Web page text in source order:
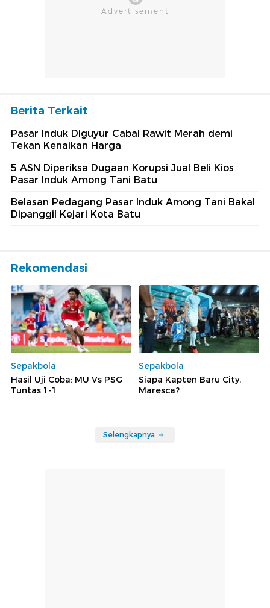
Berita Terkait
Pasar Induk Diguyur Cabai Rawit Merah demi
Tekan Kenaikan Harga
5 ASN Diperiksa Dugaan Korupsi Jual Beli Kios
Pasar Induk Among Tani Batu
Belasan Pedagang Pasar Induk Among Tani Bakal
Dipanggil Kejari Kota Batu
Rekomendasi
Sepakbola
Hasil Uji Coba: MU Vs PSG
Tuntas 1-1
Sepakbola
Siapa Kapten Baru City,
Maresca?
Selengkapnya